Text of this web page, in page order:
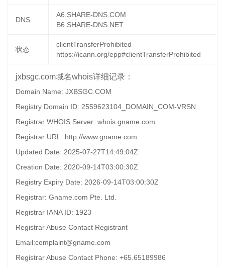
DNS
A6.SHARE-DNS.COM
B6.SHARE-DNS.NET
状态
clientTransferProhibited
https://icann.org/epp#clientTransferProhibited
jxbsgc.com域名whois详细记录：
Domain Name: JXBSGC.COM
Registry Domain ID: 2559623104_DOMAIN_COM-VRSN
Registrar WHOIS Server: whois.gname.com
Registrar URL: http://www.gname.com
Updated Date: 2025-07-27T14:49:04Z
Creation Date: 2020-09-14T03:00:30Z
Registry Expiry Date: 2026-09-14T03:00:30Z
Registrar: Gname.com Pte. Ltd.
Registrar IANA ID: 1923
Registrar Abuse Contact Registrant
Email:complaint@gname.com
Registrar Abuse Contact Phone: +65.65189986